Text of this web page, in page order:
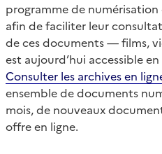
programme de
afin de faciliter leur
de ces documents — films,
est aujourd’hui accessible
Consulter les archives en
ensemble de documents
mois, de nouveaux
offre en ligne.